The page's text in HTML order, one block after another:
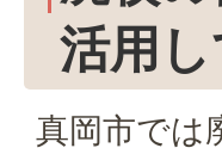
活用
真岡市では